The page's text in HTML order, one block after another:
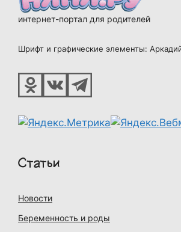
интернет-портал для родителей
Шрифт и графические элементы:
Статьи
Новости
Беременность и роды